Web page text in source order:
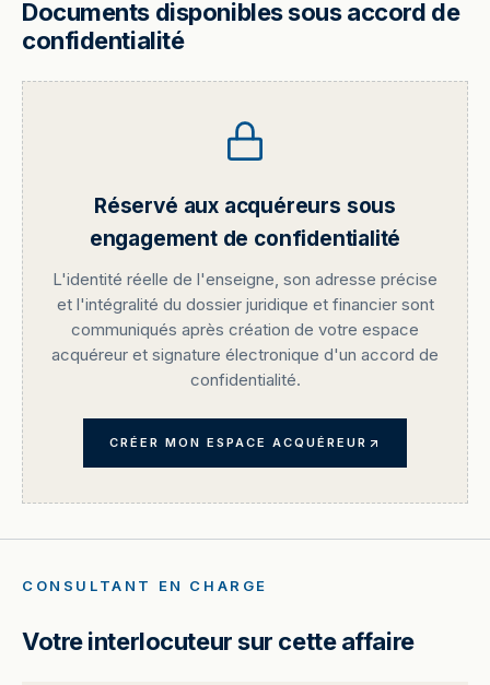
Documents disponibles sous accord de
confidentialité
Réservé aux acquéreurs sous
engagement de confidentialité
L'identité réelle de l'enseigne, son adresse précise
et l'intégralité du dossier juridique et financier sont
communiqués après création de votre espace
acquéreur et signature électronique d'un accord de
confidentialité.
CRÉER MON ESPACE ACQUÉREUR
CONSULTANT EN CHARGE
Votre interlocuteur sur cette affaire